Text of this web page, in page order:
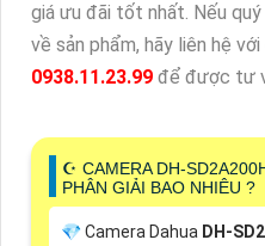
giá ưu đãi tốt nhất. Nếu
về sản phẩm, hãy liên hệ
0938.11.23.99 để được tư
☪ CAMERA DH-
PHÂN GIẢI BAO NHIÊU ?
💎 Camera Dahua DH-